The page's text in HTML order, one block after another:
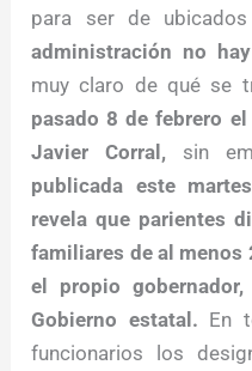
para ser de
administración no
muy claro de qué se
pasado 8 de febrero
Javier Corral, sin
publicada este
revela que parientes
familiares de al
el propio
Gobierno estatal. En
funcionarios los